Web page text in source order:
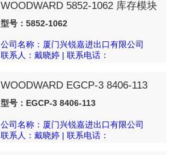
WOODWARD 5852-1062 库存模块
PLC,DCS
型号：5852-1062
公司名称：厦门兴锐嘉进出口有限公司
联系人：戴晓婷 | 联系电话：
WOODWARD EGCP-3 8406-113
现货
型号：EGCP-3 8406-113
公司名称：厦门兴锐嘉进出口有限公司
联系人：戴晓婷 | 联系电话：